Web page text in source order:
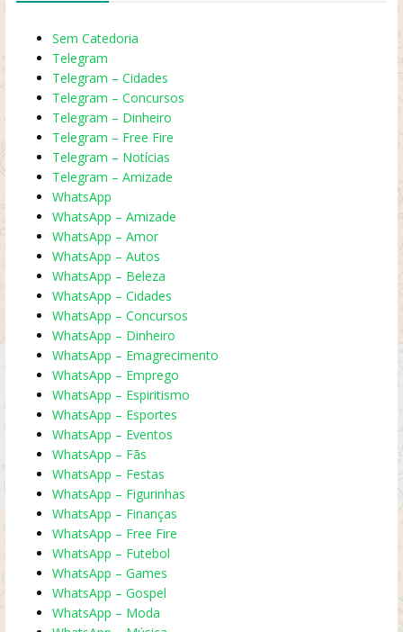
Sem Catedoria
Telegram
Telegram – Cidades
Telegram – Concursos
Telegram – Dinheiro
Telegram – Free Fire
Telegram – Notícias
Telegram – Amizade
WhatsApp
WhatsApp – Amizade
WhatsApp – Amor
WhatsApp – Autos
WhatsApp – Beleza
WhatsApp – Cidades
WhatsApp – Concursos
WhatsApp – Dinheiro
WhatsApp – Emagrecimento
WhatsApp – Emprego
WhatsApp – Espiritismo
WhatsApp – Esportes
WhatsApp – Eventos
WhatsApp – Fãs
WhatsApp – Festas
WhatsApp – Figurinhas
WhatsApp – Finanças
WhatsApp – Free Fire
WhatsApp – Futebol
WhatsApp – Games
WhatsApp – Gospel
WhatsApp – Moda